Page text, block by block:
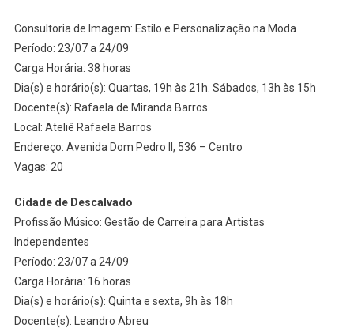
Consultoria de Imagem: Estilo e Personalização na Moda
Período: 23/07 a 24/09
Carga Horária: 38 horas
Dia(s) e horário(s): Quartas, 19h às 21h. Sábados, 13h às 15h
Docente(s): Rafaela de Miranda Barros
Local: Ateliê Rafaela Barros
Endereço: Avenida Dom Pedro II, 536 – Centro
Vagas: 20
Cidade de Descalvado
Profissão Músico: Gestão de Carreira para Artistas
Independentes
Período: 23/07 a 24/09
Carga Horária: 16 horas
Dia(s) e horário(s): Quinta e sexta, 9h às 18h
Docente(s): Leandro Abreu